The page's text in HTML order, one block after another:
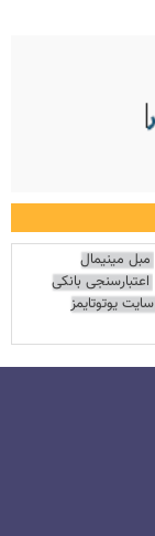
مبل مینیمال
اعتبارسنجی بانکی
سایت یوتوتایمز